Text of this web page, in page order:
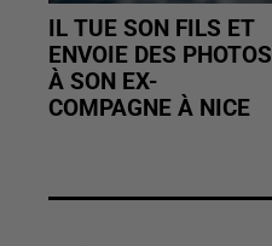
IL TUE SON FILS ET
ENVOIE DES PHOTOS
À SON EX-
COMPAGNE À NICE